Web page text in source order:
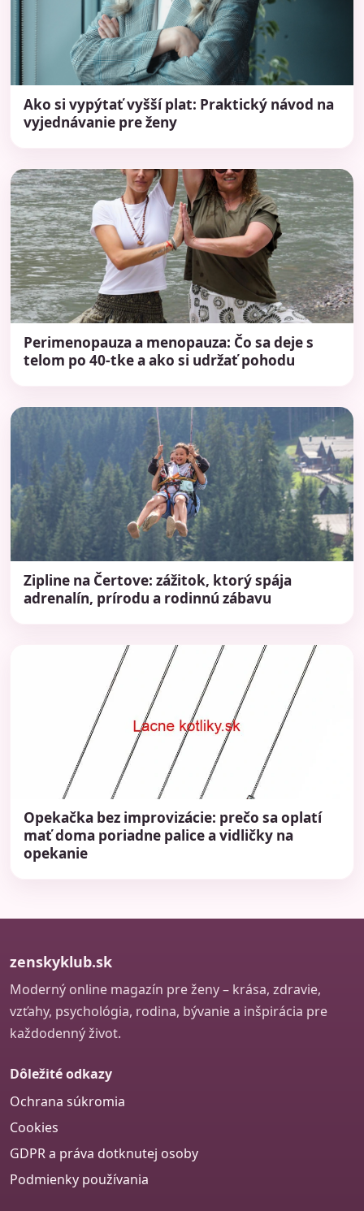
Ako si vypýtať vyšší plat: Praktický návod na
vyjednávanie pre ženy
Perimenopauza a menopauza: Čo sa deje s
telom po 40-tke a ako si udržať pohodu
Zipline na Čertove: zážitok, ktorý spája
adrenalín, prírodu a rodinnú zábavu
Opekačka bez improvizácie: prečo sa oplatí
mať doma poriadne palice a vidličky na
opekanie
zenskyklub.sk
Moderný online magazín pre ženy – krása, zdravie,
vzťahy, psychológia, rodina, bývanie a inšpirácia pre
každodenný život.
Dôležité odkazy
Ochrana súkromia
Cookies
GDPR a práva dotknutej osoby
Podmienky používania